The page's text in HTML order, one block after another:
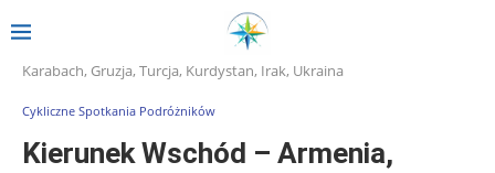
Strona główna
Kierunek Wschód – Armenia, Górski
Karabach, Gruzja, Turcja, Kurdystan, Irak, Ukraina
Cykliczne Spotkania Podróżników
Kierunek Wschód – Armenia,